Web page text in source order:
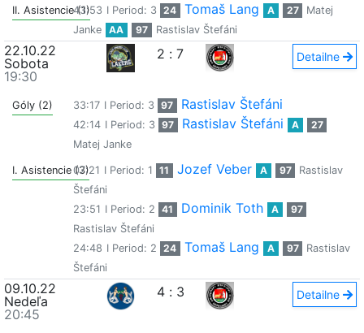
II. Asistencie (1)
43:53 I Period: 3 24 Tomaš Lang A 27
Matej
Janke
AA 97 Rastislav Štefáni
22.10.22
Sobota
19:30
2 : 7 Detailne
Góly (2) 33:17 I Period: 3 97 Rastislav Štefáni
42:14 I Period: 3 97 Rastislav Štefáni A
27
Matej Janke
I. Asistencie (3)
07:21 I Period: 1 11 Jozef Veber A 97
Rastislav
Štefáni
23:51 I Period: 2 41 Dominik Toth A
97
Rastislav Štefáni
24:48 I Period: 2 24 Tomaš Lang A 97
Rastislav
Štefáni
09.10.22
Nedeľa
20:45
4 : 3 Detailne